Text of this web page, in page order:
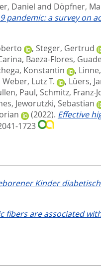
Daniel and Döpfner,
a survey on
, Steger, Gertrud
, Baeza-Flores,
Konstantin ,
Weber, Lutz T. , Lüers,
Paul, Schmitz, Franz-
, Jeworutzki, Sebastian
(2022). Effective
1723
Kinder
fibers are associated